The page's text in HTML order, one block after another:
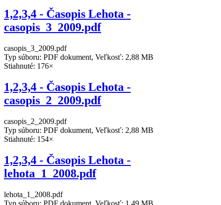
1,2,3,4 - Časopis Lehota -
casopis_3_2009.pdf
casopis_3_2009.pdf
Typ súboru: PDF dokument, Veľkosť: 2,88 MB
Stiahnuté: 176×
1,2,3,4 - Časopis Lehota -
casopis_2_2009.pdf
casopis_2_2009.pdf
Typ súboru: PDF dokument, Veľkosť: 2,88 MB
Stiahnuté: 154×
1,2,3,4 - Časopis Lehota -
lehota_1_2008.pdf
lehota_1_2008.pdf
Typ súboru: PDF dokument, Veľkosť: 1,49 MB